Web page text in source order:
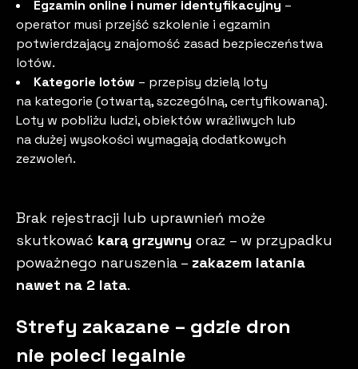
Egzamin online i numer identyfikacyjny –
operator musi przejść szkolenie i egzamin
potwierdzający znajomość zasad bezpieczeństwa
lotów.
Kategorie lotów – przepisy dzielą loty
na kategorie (otwartą, szczególną, certyfikowaną).
Loty w pobliżu ludzi, obiektów wrażliwych lub
na dużej wysokości wymagają dodatkowych
zezwoleń.
Brak rejestracji lub uprawnień może
skutkować karą grzywny oraz – w przypadku
poważnego naruszenia – zakazem latania
nawet na 2 lata.
Strefy zakazane – gdzie dron
nie poleci legalnie